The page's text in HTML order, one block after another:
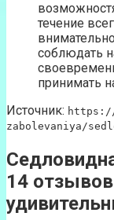
течение
соблюдать
принимать
Источник: https://
zabolevaniya/
14